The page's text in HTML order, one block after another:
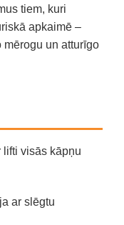
tiem, kuri
apkaimē –
mērogu un atturīgo
lifti visās kāpņu
ar slēgtu